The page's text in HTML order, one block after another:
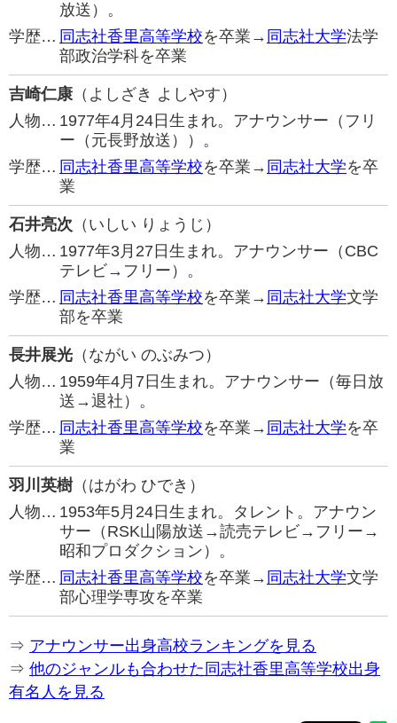
放送）。
学歴… 同志社香里高等学校を卒業→ 同志社大学法学
部政治学科を卒業
吉崎仁康（よしざき よしやす）
人物… 1977年4月24日生まれ。アナウンサー（フリ
ー（元長野放送））。
学歴… 同志社香里高等学校を卒業→ 同志社大学を卒
業
石井亮次 （いしい りょうじ）
人物… 1977年3月27日生まれ。アナウンサー（CBC
テレビ→フリー）。
学歴… 同志社香里高等学校を卒業→ 同志社大学文学
部を卒業
長井展光 （ながい のぶみつ）
人物… 1959年4月7日生まれ。アナウンサー（毎日放
送→退社）。
学歴… 同志社香里高等学校を卒業→ 同志社大学を卒
業
羽川英樹（はがわ ひでき）
人物… 1953年5月24日生まれ。タレント。アナウン
サー（RSK山陽放送→読売テレビ→フリー→
昭和プロダクション）。
学歴… 同志社香里高等学校を卒業→ 同志社大学文学
部心理学専攻を卒業
⇒ アナウンサー出身高校ランキングを見る
⇒ 他のジャンルも合わせた同志社香里高等学校出身
有名人を見る